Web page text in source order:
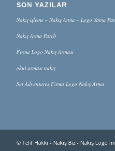
SON YAZILAR
Nakış işleme – Nakış Arma – Logo Yama
Nakış Arma Patch
Firma Logo Nakış Arması
okul arması nakış
Set Adventures Firma Logo Nakış Arma
© Telif Hakkı - Nakış Biz - Nakış Logo